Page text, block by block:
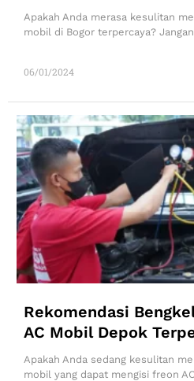
06/01/2024
Apakah Anda merasa kesulitan
mobil di Bogor terpercaya?
Rekomendasi
AC Mobil Depok
Apakah Anda sedang kesulitan
mobil yang dapat mengisi freon